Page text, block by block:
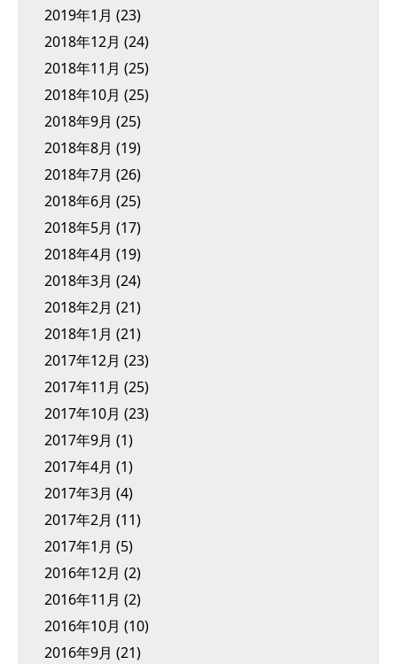
2019年1月 (23)
2018年12月 (24)
2018年11月 (25)
2018年10月 (25)
2018年9月 (25)
2018年8月 (19)
2018年7月 (26)
2018年6月 (25)
2018年5月 (17)
2018年4月 (19)
2018年3月 (24)
2018年2月 (21)
2018年1月 (21)
2017年12月 (23)
2017年11月 (25)
2017年10月 (23)
2017年9月 (1)
2017年4月 (1)
2017年3月 (4)
2017年2月 (11)
2017年1月 (5)
2016年12月 (2)
2016年11月 (2)
2016年10月 (10)
2016年9月 (21)